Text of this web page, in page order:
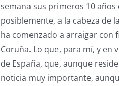
semana sus primeros 10
posiblemente, a la cabeza de
ha comenzado a arraigar con
Coruña. Lo que, para mí, y en
de España, que, aunque
noticia muy importante,